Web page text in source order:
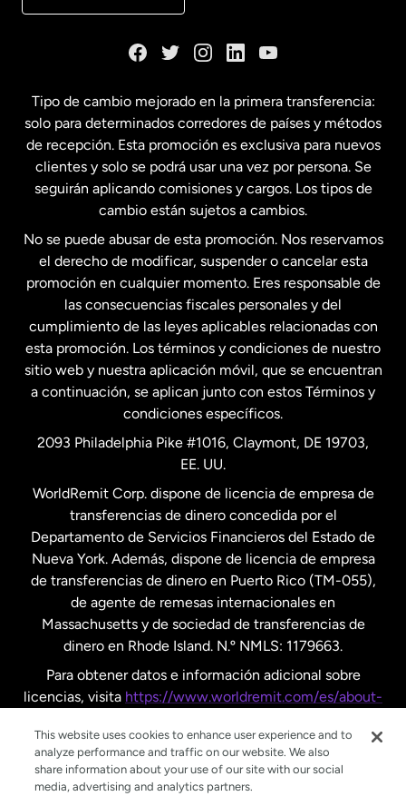
Estados Unidos English
Estados Unidos Español
Francia
Malasia
Nueva Zelanda
Países Bajos
Suecia
Tipo de cambio mejorado en la primera transferencia:
solo para determinados corredores de países y métodos
de recepción. Esta promoción es exclusiva para nuevos
clientes y solo se podrá usar una vez por persona. Se
seguirán aplicando comisiones y cargos. Los tipos de
cambio están sujetos a cambios.
No se puede abusar de esta promoción. Nos reservamos
el derecho de modificar, suspender o cancelar esta
promoción en cualquier momento. Eres responsable de
las consecuencias fiscales personales y del
cumplimiento de las leyes aplicables relacionadas con
esta promoción. Los términos y condiciones de nuestro
sitio web y nuestra aplicación móvil, que se encuentran
a continuación, se aplican junto con estos Términos y
condiciones específicos.
2093 Philadelphia Pike #1016, Claymont, DE 19703,
EE. UU.
WorldRemit Corp. dispone de licencia de empresa de
transferencias de dinero concedida por el
Departamento de Servicios Financieros del Estado de
Nueva York. Además, dispone de licencia de empresa
de transferencias de dinero en Puerto Rico (TM-055),
de agente de remesas internacionales en
Massachusetts y de sociedad de transferencias de
dinero en Rhode Island. N.º NMLS: 1179663.
Para obtener datos e información adicional sobre
licencias, visita https://www.worldremit.com/es/about-
This website uses cookies to enhance user experience and to
analyze performance and traffic on our website. We also
share information about your use of our site with our social
media, advertising and analytics partners.